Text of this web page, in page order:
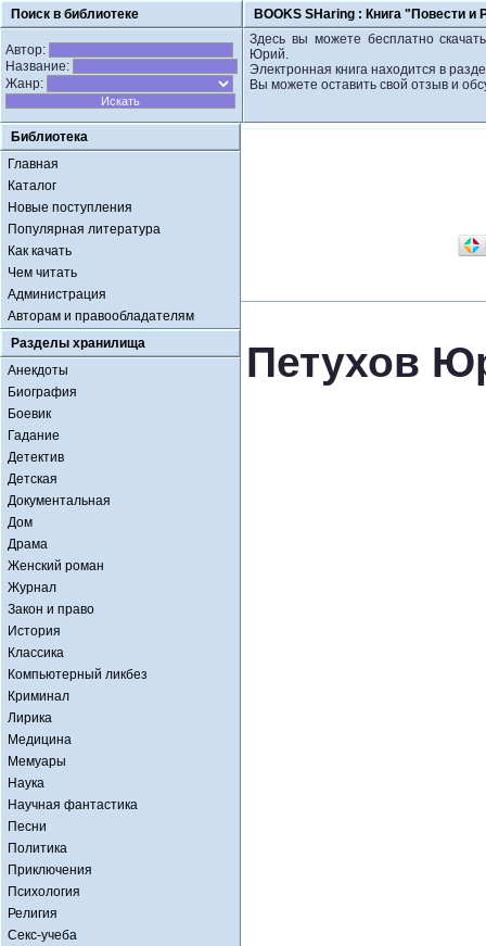
Поиск в библиотеке BOOKS SHaring : Книга "Повести и
Автор:
Название:
Жанр:
Здесь вы можете бесплатно
Юрий.
Электронная книга находится в
Вы можете оставить свой отзыв и
Библиотека
Главная
Каталог
Новые поступления
Популярная литература
Как качать
Чем читать
Администрация
Авторам и правообладателям
Разделы хранилища
Анекдоты
Биография
Боевик
Гадание
Детектив
Детская
Документальная
Дом
Драма
Женский роман
Журнал
Закон и право
История
Классика
Компьютерный ликбез
Криминал
Лирика
Медицина
Мемуары
Наука
Научная фантастика
Песни
Политика
Приключения
Психология
Религия
Секс-учеба
Петухов